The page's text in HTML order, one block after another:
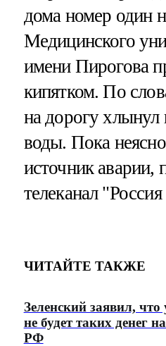
дома номер один
Медицинского
имени Пирогова
кипятком. По
на дорогу хлынул
воды. Пока
источник аварии,
телеканал
ЧИТАЙТЕ ТАКЖЕ
Зеленский заявил,
не будет таких денег
РФ